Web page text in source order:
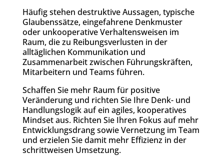
Häufig stehen destruktive Aussagen, typische
Glaubenssätze, eingefahrene Denkmuster
oder unkooperative Verhaltensweisen im
Raum, die zu Reibungsverlusten in der
alltäglichen Kommunikation und
Zusammenarbeit zwischen Führungskräften,
Mitarbeitern und Teams führen.
Schaffen Sie mehr Raum für positive
Veränderung und richten Sie Ihre Denk- und
Handlungslogik auf ein agiles, kooperatives
Mindset aus. Richten Sie Ihren Fokus auf mehr
Entwicklungsdrang sowie Vernetzung im Team
und erzielen Sie damit mehr Effizienz in der
schrittweisen Umsetzung.